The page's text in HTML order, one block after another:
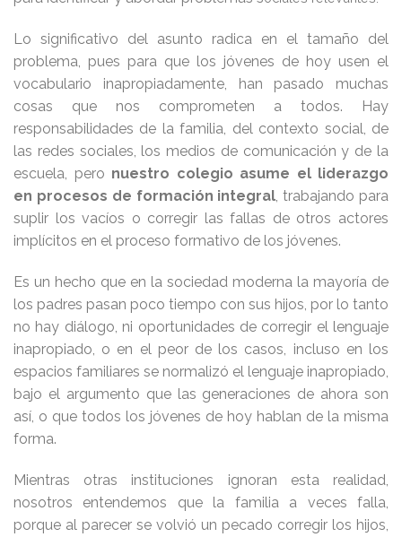
Lo significativo del asunto radica en el tamaño del
problema, pues para que los jóvenes de hoy usen el
vocabulario inapropiadamente, han pasado muchas
cosas que nos comprometen a todos. Hay
responsabilidades de la familia, del contexto social, de
las redes sociales, los medios de comunicación y de la
escuela, pero nuestro colegio asume el liderazgo
en procesos de formación integral, trabajando para
suplir los vacíos o corregir las fallas de otros actores
implícitos en el proceso formativo de los jóvenes.
Es un hecho que en la sociedad moderna la mayoría de
los padres pasan poco tiempo con sus hijos, por lo tanto
no hay diálogo, ni oportunidades de corregir el lenguaje
inapropiado, o en el peor de los casos, incluso en los
espacios familiares se normalizó el lenguaje inapropiado,
bajo el argumento que las generaciones de ahora son
así, o que todos los jóvenes de hoy hablan de la misma
forma.
Mientras otras instituciones ignoran esta realidad,
nosotros entendemos que la familia a veces falla,
porque al parecer se volvió un pecado corregir los hijos,